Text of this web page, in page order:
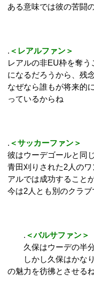
ある意味では彼の苦闘
. ＜レアルファン＞
レアルの非EU枠を奪う
になるだろうから、残
なぜなら誰もが将来的
っているからね
. ＜サッカーファン＞
彼はウーデゴールと同
青田刈りされた2人の
アルでは成功すること
今は2人とも別のクラ
. ＜バルサファン＞
久保はウーデの半分
しかし久保はかなり
の魅力を彷彿とさせる